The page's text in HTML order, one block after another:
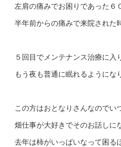
左肩の痛みでお困りであった６
半年前からの痛みで来院された
５回目でメンテナンス治療に入
もう夜も普通に眠れるようにな
この方はおとなりさんなのでい
畑仕事が大好きでそのお話しに
去年は柿がいっぱいなって困る